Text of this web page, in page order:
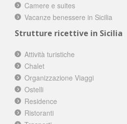
Camere e suites
Vacanze benessere in Sicilia
Strutture ricettive in Sicilia
Attività turistiche
Chalet
Organizzazione Viaggi
Ostelli
Residence
Ristoranti